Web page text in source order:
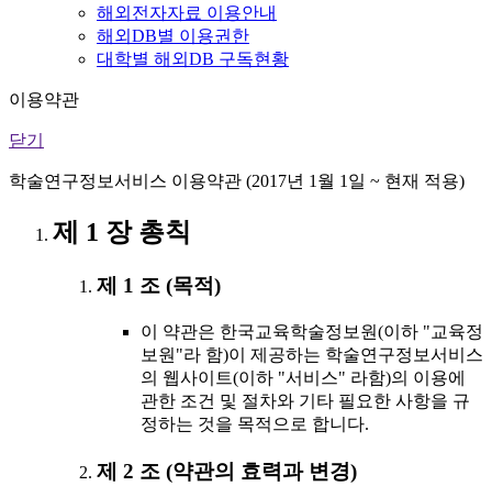
해외전자자료 이용안내
해외DB별 이용권한
대학별 해외DB 구독현황
이용약관
닫기
학술연구정보서비스 이용약관 (2017년 1월 1일 ~ 현재 적용)
제 1 장 총칙
제 1 조 (목적)
이 약관은 한국교육학술정보원(이하 "교육정
보원"라 함)이 제공하는 학술연구정보서비스
의 웹사이트(이하 "서비스" 라함)의 이용에
관한 조건 및 절차와 기타 필요한 사항을 규
정하는 것을 목적으로 합니다.
제 2 조 (약관의 효력과 변경)